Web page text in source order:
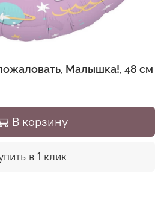
Малышка!, 48 см
В корзину
в 1 клик